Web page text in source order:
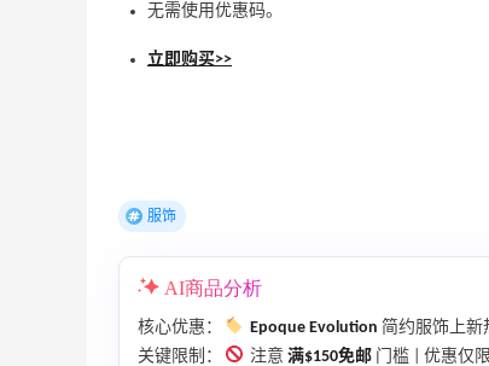
无需使用优惠码。
立即购买>>
服饰
AI商品分析
核心优惠： Epoque Evolution 简约服饰上新
关键限制：
注意 满$150免邮 门槛 | 优惠仅